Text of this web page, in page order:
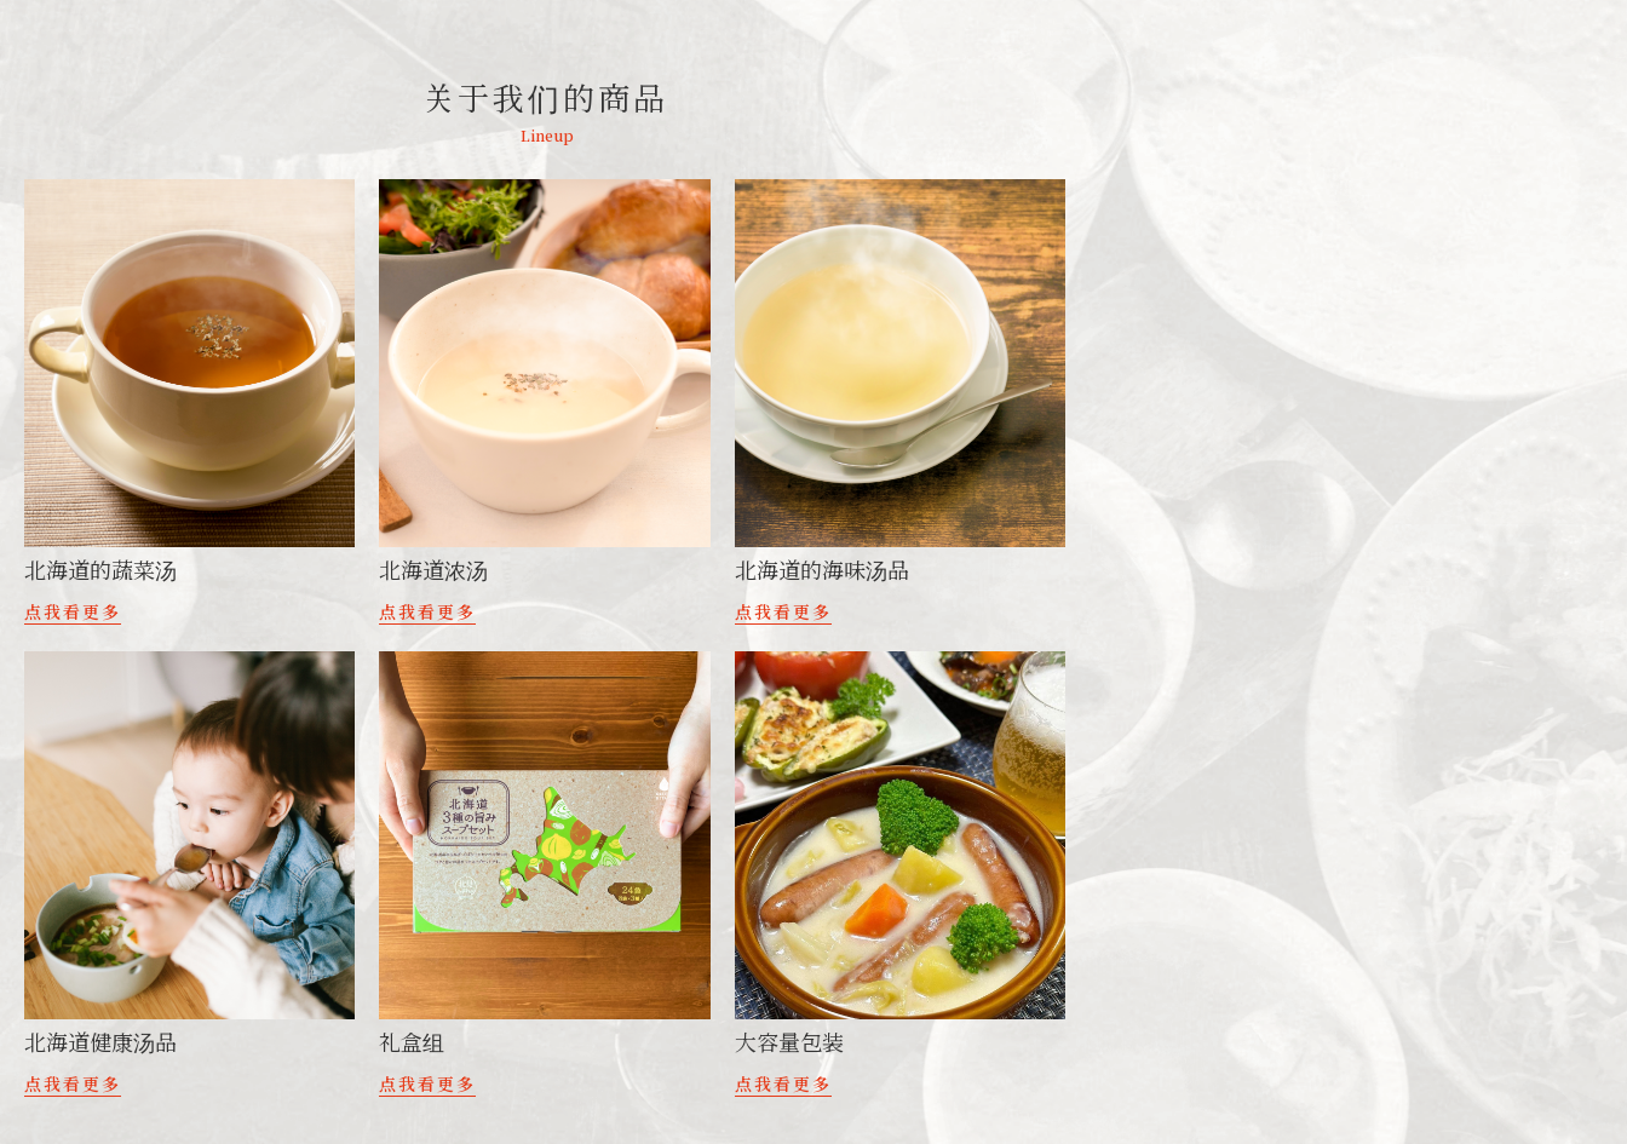
关于我们的商品
Lineup
北海道的蔬菜汤
点我看更多
北海道浓汤
点我看更多
北海道的海味汤品
点我看更多
北海道健康汤品
点我看更多
礼盒组
点我看更多
大容量包装
点我看更多